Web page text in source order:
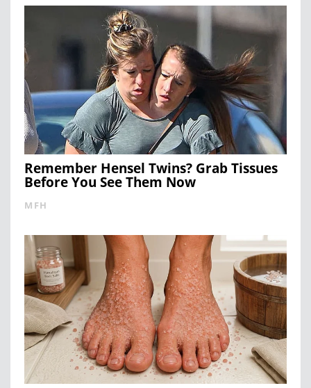
Remember Hensel Twins? Grab Tissues
Before You See Them Now
MFH